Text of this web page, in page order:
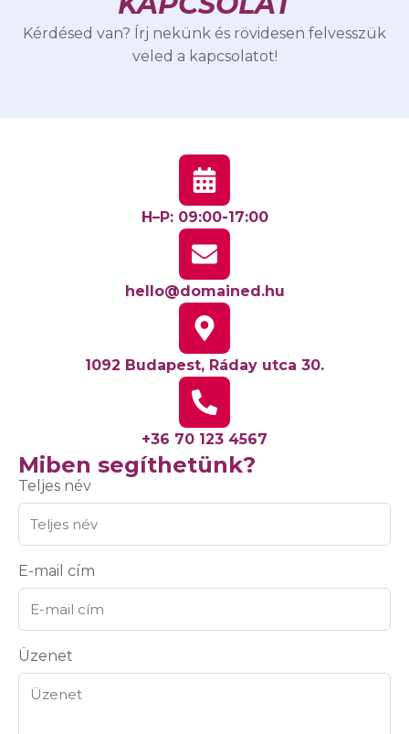
Kérdésed van? Írj nekünk és rövidesen felvesszük
veled a kapcsolatot!
Miben segíthetünk?
Teljes név
E-mail cím
Üzenet
H–P: 09:00-17:00
hello@domained.hu
1092 Budapest, Ráday utca 30.
+36 70 123 4567